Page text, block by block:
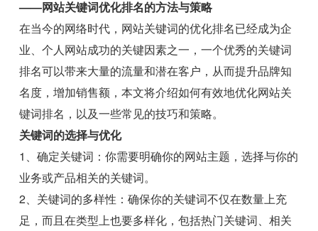
——网站关键词优化排名的方法与策略
在当今的网络时代，网站关键词的优化排名已经成为企
业、个人网站成功的关键因素之一，一个优秀的关键词
排名可以带来大量的流量和潜在客户，从而提升品牌知
名度，增加销售额，本文将介绍如何有效地优化网站关
键词排名，以及一些常见的技巧和策略。
关键词的选择与优化
1、确定关键词：你需要明确你的网站主题，选择与你的
业务或产品相关的关键词。
2、关键词的多样性：确保你的关键词不仅在数量上充
足，而且在类型上也要多样化，包括热门关键词、相关